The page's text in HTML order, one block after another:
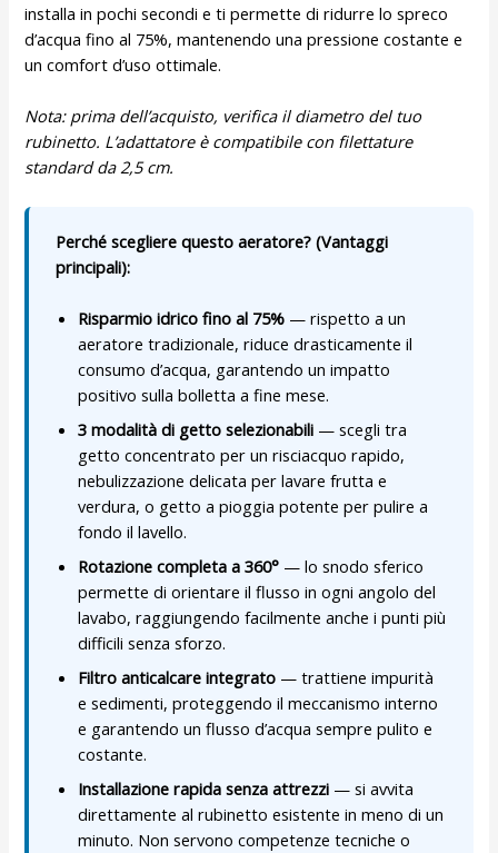
installa in pochi secondi e ti permette di ridurre lo spreco
d’acqua fino al 75%, mantenendo una pressione costante e
un comfort d’uso ottimale.
Nota: prima dell’acquisto, verifica il diametro del tuo
rubinetto. L’adattatore è compatibile con filettature
standard da 2,5 cm.
Perché scegliere questo aeratore? (Vantaggi
principali):
Risparmio idrico fino al 75% — rispetto a un
aeratore tradizionale, riduce drasticamente il
consumo d’acqua, garantendo un impatto
positivo sulla bolletta a fine mese.
3 modalità di getto selezionabili — scegli tra
getto concentrato per un risciacquo rapido,
nebulizzazione delicata per lavare frutta e
verdura, o getto a pioggia potente per pulire a
fondo il lavello.
Rotazione completa a 360° — lo snodo sferico
permette di orientare il flusso in ogni angolo del
lavabo, raggiungendo facilmente anche i punti più
difficili senza sforzo.
Filtro anticalcare integrato — trattiene impurità
e sedimenti, proteggendo il meccanismo interno
e garantendo un flusso d’acqua sempre pulito e
costante.
Installazione rapida senza attrezzi — si avvita
direttamente al rubinetto esistente in meno di un
minuto. Non servono competenze tecniche o